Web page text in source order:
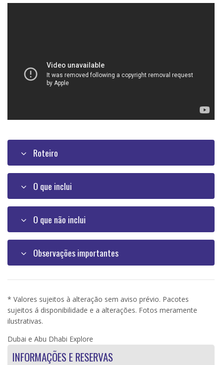
Roteiro
O que inclui
O que não inclui
Observações importantes
* Valores sujeitos à alteração sem aviso prévio. Pacotes
sujeitos á disponibilidade e a alterações. Fotos meramente
ilustrativas.
Dubai e Abu Dhabi Explore
INFORMAÇÕES E RESERVAS